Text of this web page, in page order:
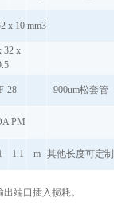
x 10 mm3
32 x
28 900um松套管
PM
1.1 m 其他长度可定制
端口插入损耗。